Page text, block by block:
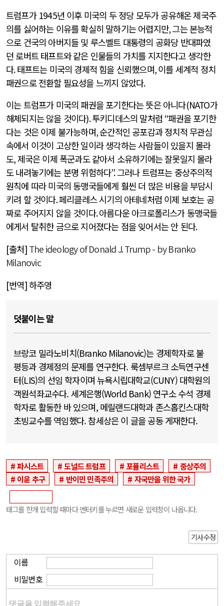
트럼프가 1945년 이후 미국의 두 정당 모두가 공유해온 제국주
의를 싫어하는 이유를 확실히 말하기는 어렵지만,그는 본능적
으로 건국의 아버지들 및 루스벨트 대통령의 공화당 반대파였
던 로버트 태프트와 같은 인물들의 가치를 지지한다고 생각한
다.태프트는 미국의 경제적 힘을 신뢰했으며,이를 세계적 정치
패권으로 전환할 필요성을 느끼지 않았다.
이는 트럼프가 미국의 패권을 포기한다는 뜻은 아니다(NATO가
해체되지는 않을 것이다).투키디데스의 말처럼 “패권을 포기한
다는 것은 이제 불가능하며,순간적인 공포감과 정치적 무관심
속에서 이것이 고상한 일이라 생각하는 사람들이 있을지 몰라
도,제국은 이제 폭군과도 같아서 소유하기에는 잘못일지 몰라
도 내려놓기에는 분명 위험하다”.그러나 트럼프는 중상주의적
원칙에 따라 미국의 동맹국들에게 훨씬 더 많은 비용을 부담시
키려 할 것이다.페리클레스 시기의 아테네처럼 이제 보호는 공
짜로 주어지지 않을 것이다.아름다운 아크로폴리스가 동맹국들
에게서 탈취한 금으로 지어졌다는 점을 잊어서는 안 된다.
[출처] The ideology of Donald J. Trump - by Branko
Milanovic
[번역] 하주영
덧붙이는 말
브랑코 밀라노비치(Branko Milanovic)는 경제학자로 불
평등과 경제정의 문제를 연구한다. 룩셈부르크 소득연구센
터(LIS)의 선임 학자이며 뉴욕시립대학교(CUNY) 대학원의
객원석좌교수다. 세계은행(World Bank) 연구소 수석 경제
학자로 활동한 바 있으며, 메릴랜드대학과 존스홉킨스대학
초빙교수를 역임했다. 참세상은 이 글을 공동 게재한다.
파시스트 도널드 트럼프 포퓰리스트
중상주의
이윤 추구
반이민 민족주의 자국만을 위한 국가
태그를 한개 입력할 때마다 엔터키를 누르면 새로운 입력창이 나옵니다.
기사수정
이름
비밀번호